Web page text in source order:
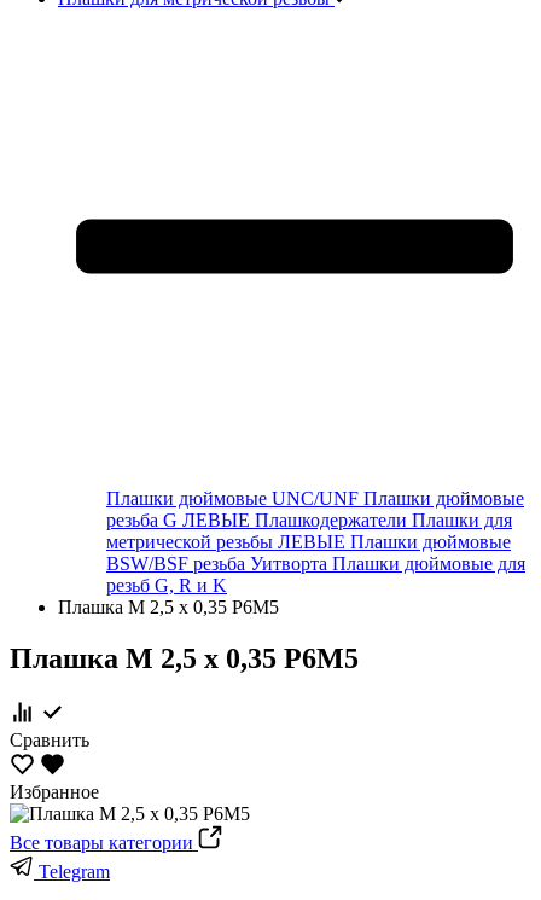
Плашки дюймовые UNC/UNF Плашки дюймовые
резьба G ЛЕВЫЕ Плашкодержатели Плашки для
метрической резьбы ЛЕВЫЕ Плашки дюймовые
BSW/BSF резьба Уитворта Плашки дюймовые для
резьб G, R и K
Плашка М 2,5 х 0,35 Р6М5
Плашка М 2,5 х 0,35 Р6М5
Сравнить
Избранное
Все товары категории
Telegram